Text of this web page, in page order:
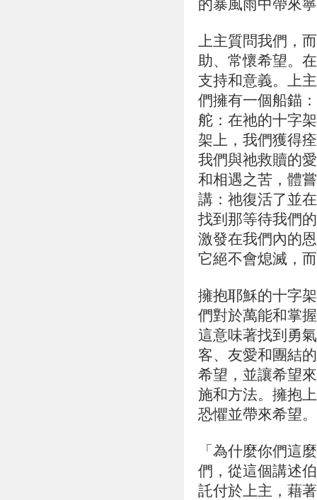
的暴風雨中帶來
上主質問我們，
助、常懷希望。
支持和意義。上
們擁有一個船錨
舵：在祂的十字
架上，我們獲得
我們與祂救贖的
和相遇之苦，體
講：祂復活了並
找到那等待我們
激發在我們內的
它絕不會熄滅，
擁抱耶穌的十字
們對於萬能和掌
這意味著找到勇
客、友愛和團結
希望，並讓希望
施和方法。擁抱
恐懼並帶來希望。
「為什麼你們這
們，從這個講述
託付於上主，藉